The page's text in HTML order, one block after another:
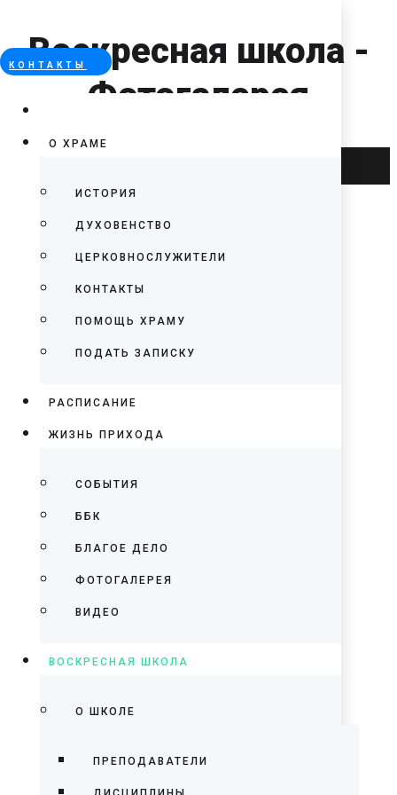
КОНТАКТЫ
О ХРАМЕ
ИСТОРИЯ
ДУХОВЕНСТВО
ЦЕРКОВНОСЛУЖИТЕЛИ
КОНТАКТЫ
ПОМОЩЬ ХРАМУ
ПОДАТЬ ЗАПИСКУ
РАСПИСАНИЕ
ЖИЗНЬ ПРИХОДА
СОБЫТИЯ
ББК
БЛАГОЕ ДЕЛО
ФОТОГАЛЕРЕЯ
ВИДЕО
ВОСКРЕСНАЯ ШКОЛА
О ШКОЛЕ
ПРЕПОДАВАТЕЛИ
Воскресная школа -
Фотогалерея